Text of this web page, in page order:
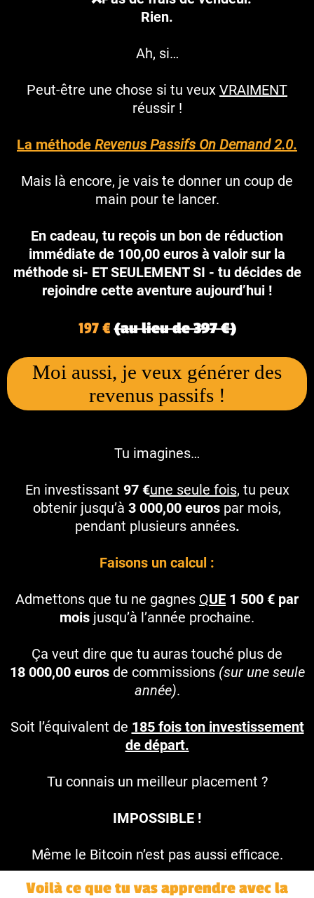
Rien.
Ah, si…
Peut-être une chose si tu veux VRAIMENT
réussir !
La méthode Revenus Passifs On Demand 2.0.
Mais là encore, je vais te donner un coup de
main pour te lancer.
En cadeau, tu reçois un bon de réduction
immédiate de 100,00 euros à valoir sur la
méthode si- ET SEULEMENT SI - tu décides de
rejoindre cette aventure aujourd’hui !
197 €(au lieu de 397 €)
Moi aussi, je veux générer des
revenus passifs !
Tu imagines…
En investissant 97 €une seule fois, tu peux
obtenir jusqu’à 3 000,00 euros par mois,
pendant plusieurs années.
Faisons un calcul :
Admettons que tu ne gagnes QUE 1 500 € par
mois jusqu’à l’année prochaine.
Ça veut dire que tu auras touché plus de
18 000,00 eurosde commissions (sur une seule
année).
Soit l’équivalent de 185 fois ton investissement
de départ.
Tu connais un meilleur placement ?
IMPOSSIBLE !
Même le Bitcoin n’est pas aussi efficace.
Voilà ce que tu vas apprendre avec la